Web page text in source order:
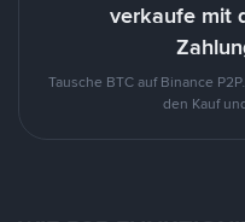
verkaufe mit
Tausche BTC auf Binance
den Kauf